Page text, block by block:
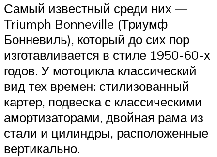
Самый известный среди них —
Triumph Bonneville (Триумф
Бонневиль), который до сих пор
изготавливается в стиле 1950-60-х
годов. У мотоцикла классический
вид тех времен: стилизованный
картер, подвеска с классическими
амортизаторами, двойная рама из
стали и цилиндры, расположенные
вертикально.